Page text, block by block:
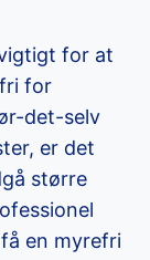
for at
for
det-selv
er det
større
en myrefri